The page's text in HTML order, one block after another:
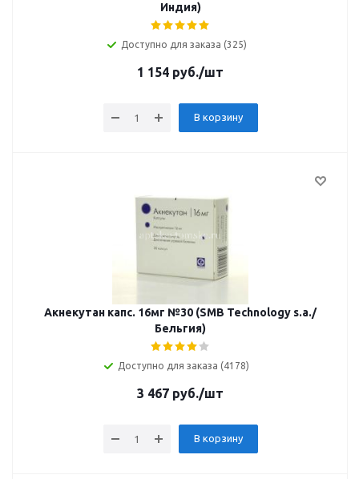
Индия)
Доступно для заказа (325)
1 154 руб./шт
В корзину
Акнекутан капс. 16мг №30 (SMB Technology s.a./
Бельгия)
Доступно для заказа (4178)
3 467 руб./шт
В корзину